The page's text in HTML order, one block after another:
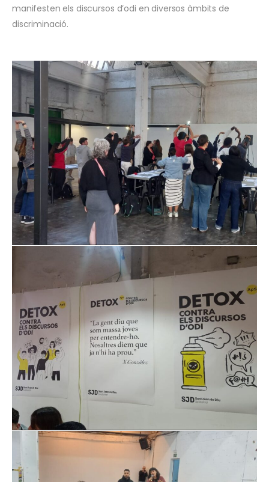
manifesten els discursos d’odi en diversos àmbits de
discriminació.